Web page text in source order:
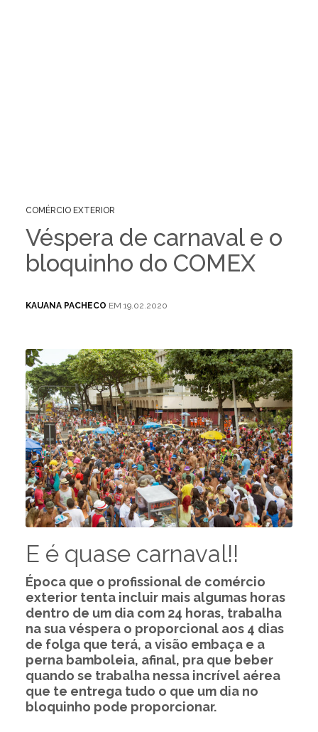
COMÉRCIO EXTERIOR
Véspera de carnaval e o
bloquinho do COMEX
KAUANA PACHECO EM 19.02.2020
E é quase carnaval!!
Época que o profissional de comércio
exterior tenta incluir mais algumas horas
dentro de um dia com 24 horas, trabalha
na sua véspera o proporcional aos 4 dias
de folga que terá, a visão embaça e a
perna bamboleia, afinal, pra que beber
quando se trabalha nessa incrível aérea
que te entrega tudo o que um dia no
bloquinho pode proporcionar.